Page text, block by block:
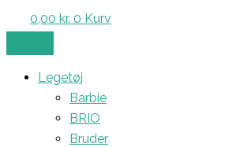
0,00 kr. 0 Kurv
Legetøj
Barbie
BRIO
Bruder